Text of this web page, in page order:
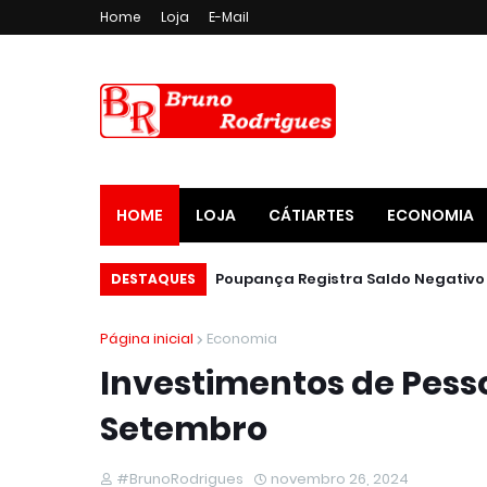
Home Loja E-Mail
HOME LOJA CÁTIARTES ECONOMIA
DESTAQUES
Página inicial Economia
Investimentos de
Setembro
#BrunoRodrigues novembro 26, 2024